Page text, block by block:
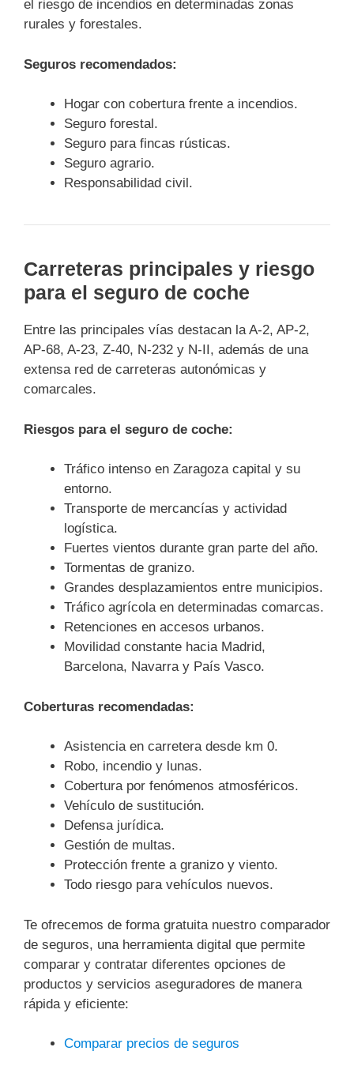
el riesgo de incendios en determinadas zonas
rurales y forestales.
Seguros recomendados:
Hogar con cobertura frente a incendios.
Seguro forestal.
Seguro para fincas rústicas.
Seguro agrario.
Responsabilidad civil.
Carreteras principales y riesgo
para el seguro de coche
Entre las principales vías destacan la A-2, AP-2,
AP-68, A-23, Z-40, N-232 y N-II, además de una
extensa red de carreteras autonómicas y
comarcales.
Riesgos para el seguro de coche:
Tráfico intenso en Zaragoza capital y su
entorno.
Transporte de mercancías y actividad
logística.
Fuertes vientos durante gran parte del año.
Tormentas de granizo.
Grandes desplazamientos entre municipios.
Tráfico agrícola en determinadas comarcas.
Retenciones en accesos urbanos.
Movilidad constante hacia Madrid,
Barcelona, Navarra y País Vasco.
Coberturas recomendadas:
Asistencia en carretera desde km 0.
Robo, incendio y lunas.
Cobertura por fenómenos atmosféricos.
Vehículo de sustitución.
Defensa jurídica.
Gestión de multas.
Protección frente a granizo y viento.
Todo riesgo para vehículos nuevos.
Te ofrecemos de forma gratuita nuestro comparador
de seguros, una herramienta digital que permite
comparar y contratar diferentes opciones de
productos y servicios aseguradores de manera
rápida y eficiente:
Comparar precios de seguros